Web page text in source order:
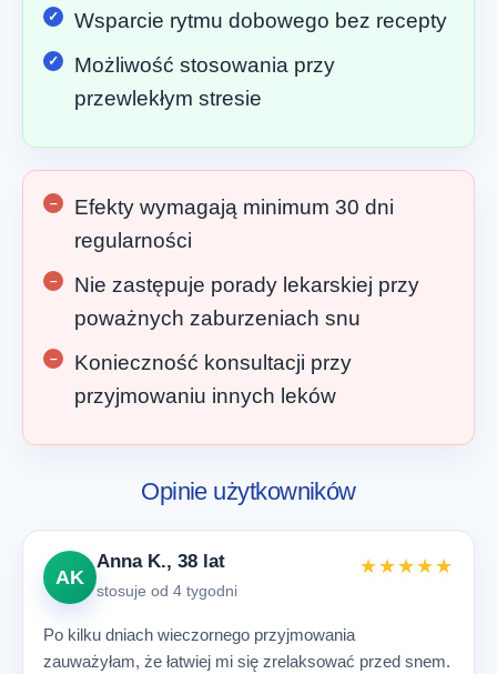
Wsparcie rytmu dobowego bez recepty
Możliwość stosowania przy
przewlekłym stresie
Efekty wymagają minimum 30 dni
regularności
Nie zastępuje porady lekarskiej przy
poważnych zaburzeniach snu
Konieczność konsultacji przy
przyjmowaniu innych leków
Opinie użytkowników
AK
Anna K., 38 lat
stosuje od 4 tygodni
★★★★★
Po kilku dniach wieczornego przyjmowania
zauważyłam, że łatwiej mi się zrelaksować przed snem.